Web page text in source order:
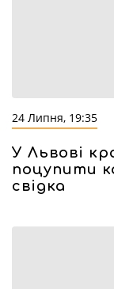
24 Липня, 19:35
У Львові
поцупити
свідка